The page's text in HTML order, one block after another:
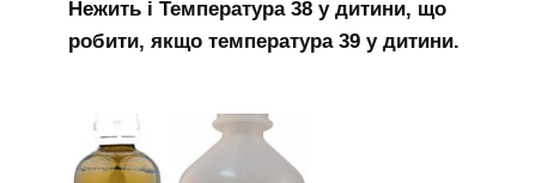
Нежить і Температура 38 у дитини, що
робити, якщо температура 39 у дитини.